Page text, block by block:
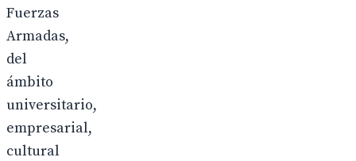
Fuerzas
Armadas,
del
ámbito
universitario,
empresarial,
cultural